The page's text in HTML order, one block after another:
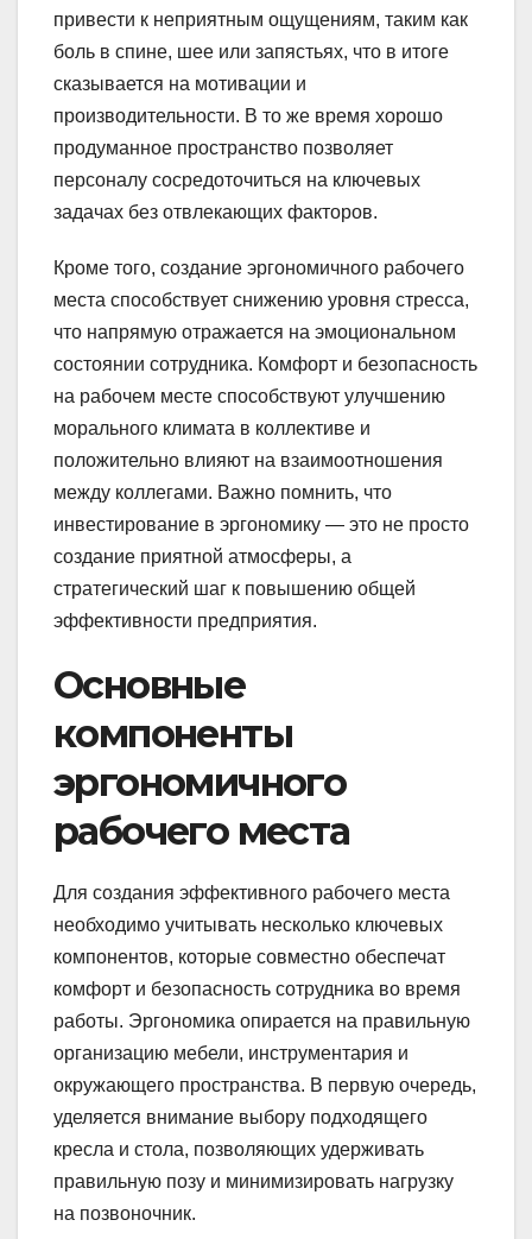
привести к неприятным ощущениям, таким как
боль в спине, шее или запястьях, что в итоге
сказывается на мотивации и
производительности. В то же время хорошо
продуманное пространство позволяет
персоналу сосредоточиться на ключевых
задачах без отвлекающих факторов.
Кроме того, создание эргономичного рабочего
места способствует снижению уровня стресса,
что напрямую отражается на эмоциональном
состоянии сотрудника. Комфорт и безопасность
на рабочем месте способствуют улучшению
морального климата в коллективе и
положительно влияют на взаимоотношения
между коллегами. Важно помнить, что
инвестирование в эргономику — это не просто
создание приятной атмосферы, а
стратегический шаг к повышению общей
эффективности предприятия.
Основные
компоненты
эргономичного
рабочего места
Для создания эффективного рабочего места
необходимо учитывать несколько ключевых
компонентов, которые совместно обеспечат
комфорт и безопасность сотрудника во время
работы. Эргономика опирается на правильную
организацию мебели, инструментария и
окружающего пространства. В первую очередь,
уделяется внимание выбору подходящего
кресла и стола, позволяющих удерживать
правильную позу и минимизировать нагрузку
на позвоночник.